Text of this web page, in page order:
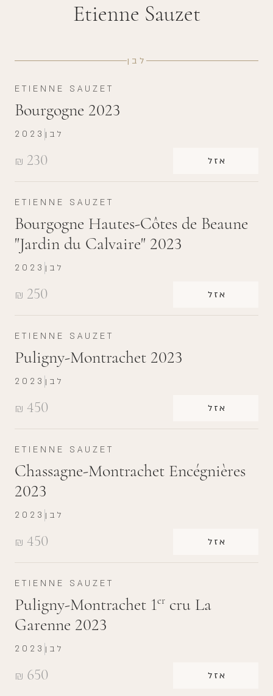
Etienne Sauzet
לבן
ETIENNE SAUZET
Bourgogne 2023
₪ 230 אזל
2023 לבן
ETIENNE SAUZET
Bourgogne Hautes-Côtes de Beaune
"Jardin du Calvaire" 2023
₪ 250 אזל
2023 לבן
ETIENNE SAUZET
Puligny-Montrachet 2023
₪ 450 אזל
2023 לבן
ETIENNE SAUZET
Chassagne-Montrachet Encégnières
2023
₪ 450 אזל
2023 לבן
ETIENNE SAUZET
Puligny-Montrachet 1er cru La
Garenne 2023
₪ 650 אזל
2023 לבן